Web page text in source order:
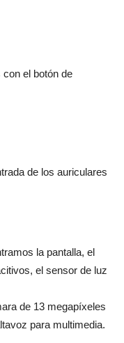
el botón de
de los auriculares
la pantalla, el
el sensor de luz
de 13 megapíxeles
para multimedia.